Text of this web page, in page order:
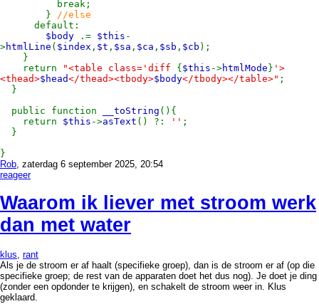
break;
}
//else
default:
$body
.= $this -
>htmlLine ( $index , $t , $sa , $ca , $sb , $cb );
}
return
"<table class='diff {$this ->htmlMode} '>
<thead>$head</thead><tbody>$body</tbody></table>" ;
}
public function
__toString (){
return $this ->asText () ?: '' ;
}
}
Rob , zaterdag 6 september 2025, 20:54
reageer
Waarom ik liever met stroom werk
dan met water
klus, rant
Als je de stroom er af haalt (specifieke groep), dan is de stroom er af (op die
specifieke groep; de rest van de apparaten doet het dus nog). Je doet je ding
(zonder een opdonder te krijgen), en schakelt de stroom weer in. Klus
geklaard.